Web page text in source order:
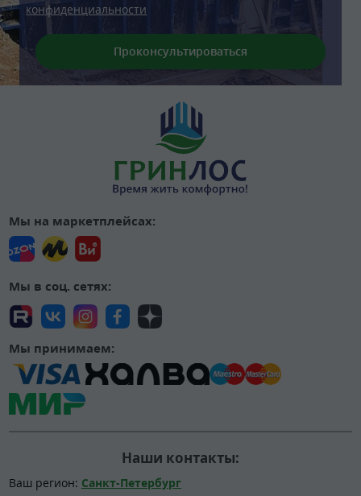
конфиденциальности
Мы на маркетплейсах:
Мы в соц. сетях:
Мы принимаем:
Наши контакты:
Ваш регион: Санкт-Петербург